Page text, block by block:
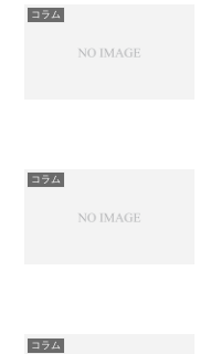
コラム
コラム
コラム